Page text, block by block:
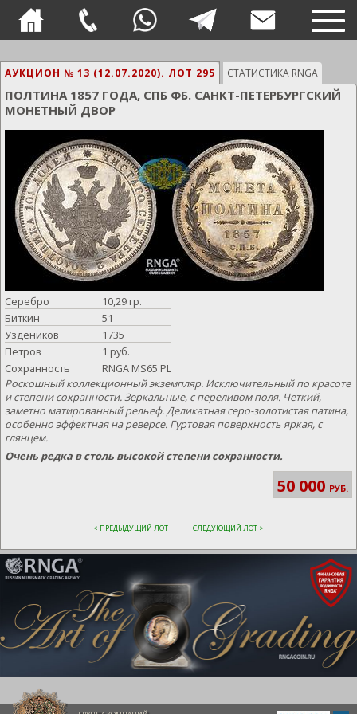
АУКЦИОН № 13 (12.07.2020). ЛОТ 295 СТАТИСТИКА RNGA
ПОЛТИНА 1857 ГОДА, СПБ ФБ. САНКТ-ПЕТЕРБУРГСКИЙ
МОНЕТНЫЙ ДВОР
Серебро
10,29 гр.
Биткин
51
Уздеников
1735
Петров
1 руб.
Сохранность
RNGA MS65 PL
Роскошный коллекционный экземпляр. Исключительный по красоте
и степени сохранности. Зеркальные, с переливом поля. Четкий,
заметно матированный рельеф. Деликатная серо-золотистая патина,
особенно эффектная на реверсе. Гуртовая поверхность яркая, с
глянцем.
Очень редка в столь высокой степени сохранности.
50 000 РУБ.
< ПРЕДЫДУЩИЙ ЛОТ СЛЕДУЮЩИЙ ЛОТ >